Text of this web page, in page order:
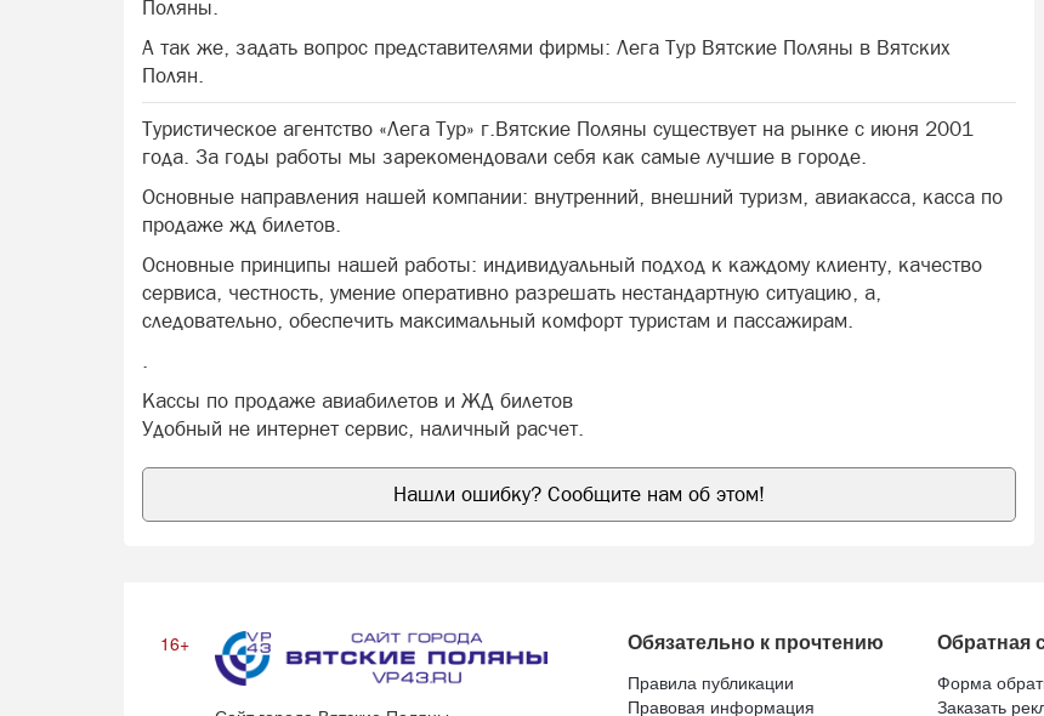
Поляны.
А так же, задать вопрос представителями фирмы: Лега Тур Вятские Поляны в Вятских
Полян.
Туристическое агентство «Лега Тур» г.Вятские Поляны существует на рынке с июня 2001
года. За годы работы мы зарекомендовали себя как самые лучшие в городе.
Основные направления нашей компании: внутренний, внешний туризм, авиакасса, касса по
продаже жд билетов.
Основные принципы нашей работы: индивидуальный подход к каждому клиенту, качество
сервиса, честность, умение оперативно разрешать нестандартную ситуацию, а,
следовательно, обеспечить максимальный комфорт туристам и пассажирам.
.
Кассы по продаже авиабилетов и ЖД билетов
Удобный не интернет сервис, наличный расчет.
Нашли ошибку? Сообщите нам об этом!
16+ Обязательно к прочтению
Правила публикации
Правовая информация
Обратная
Форма
Заказать